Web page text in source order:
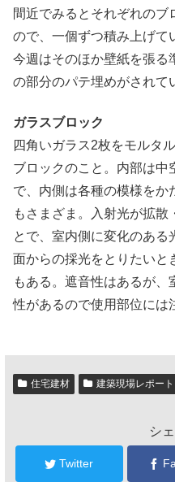
間近でみるとそれぞれのブ
ので、一個ずつ積み上げて
今週はそのほか壁紙を張る
の部分のパテ埋めがされて
ガラスブロック
四角いガラス2枚をモルタ
ブロックのこと。内部は中
で、内側は各種の模様をか
もさまざま。入射光が拡散
とで、室内側に変化のあ
面からの採光をとりたいと
もある。遮音性はあるが
性があるので使用部位には
住宅建材 建築現場レポート
シ
Twitter